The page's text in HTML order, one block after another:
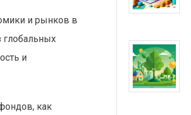
и рынков в
глобальных
и
как